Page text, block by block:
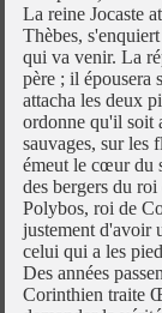
La reine Jocaste
Thèbes,
qui va venir. La
père ; il épousera
attacha les deux
ordonne qu'il soit
sauvages, sur les
émeut le cœur du
des bergers du
Polybos, roi de
justement d'avoir
celui qui a les
Des années
Corinthien traite